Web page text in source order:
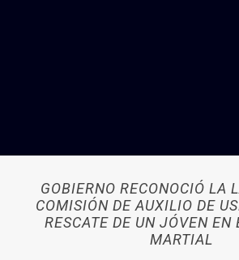
GOBIERNO RECONOCIÓ LA
COMISIÓN DE AUXILIO DE
RESCATE DE UN JÓVEN EN
MARTIAL